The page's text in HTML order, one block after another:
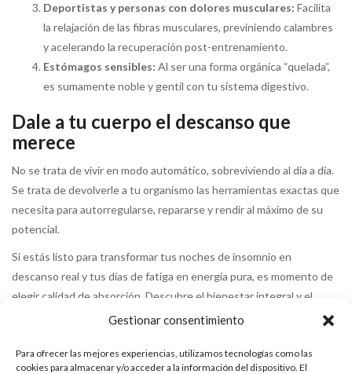
Gestionar consentimiento
Para ofrecer las mejores experiencias, utilizamos tecnologías como las
cookies para almacenar y/o acceder a la información del dispositivo. El
Deportistas y personas con dolores musculares: Facilita
la relajación de las fibras musculares, previniendo calambres
y acelerando la recuperación post-entrenamiento.
Estómagos sensibles: Al ser una forma orgánica “quelada”,
es sumamente noble y gentil con tu sistema digestivo.
Dale a tu cuerpo el descanso que
merece
No se trata de vivir en modo automático, sobreviviendo al día a día.
Se trata de devolverle a tu organismo las herramientas exactas que
necesita para autorregularse, repararse y rendir al máximo de su
potencial.
Si estás listo para transformar tus noches de insomnio en
descanso real y tus días de fatiga en energía pura, es momento de
elegir calidad de absorción. Descubre el bienestar integral y el
equilibrio que tu cuerpo pide con nuestroBisglicinato de
profunda.